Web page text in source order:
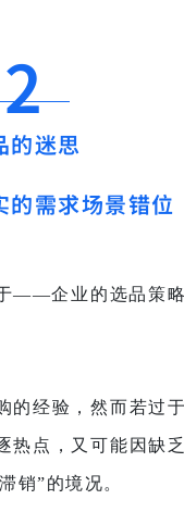
2
的迷思
的需求场景错位
于——企业的选品策
的经验，然而若过
热点，又可能因缺
销”的境况。